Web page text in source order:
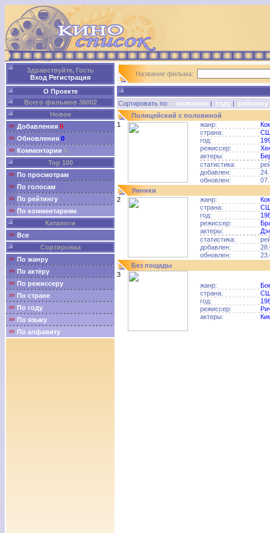
Здравствуйте, Гость
Вход Регистрация
О Проекте
Всего фильмов 36002
Новое
Добавления 0
Обновления 0
Комментарии 0
Top 100
По просмотрам
По голосам
По рейтингу
По комментариям
Каталоги
Все
Сортировка
По жанру
По актёру
По режиссеру
По стране
По году
По языку
По алфавиту
Название фильма:
Сортировать по: названию | году | рейтингу
Полицейский с половиной
1
жанр:
страна:
год:
режиссер:
актеры:
статистика:
добавлен:
обновлен:
Умники
2
жанр:
страна:
год:
режиссер:
актеры:
статистика:
добавлен:
обновлен:
Без пощады
3
жанр:
страна:
год:
режиссер:
актеры: